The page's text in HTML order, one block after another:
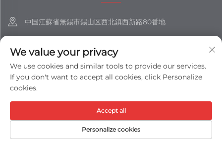
中国江蘇省無錫市錫山区西北鎮西新路80番地
[email protected]
著作権 © 江蘇士展集団有限公司 すべての権利を保有 - プライバシーポ
リシー- ブログ
We value your privacy
We use cookies and similar tools to provide our services.
If you don't want to accept all cookies, click Personalize
cookies.
Personalize cookies
Accept all